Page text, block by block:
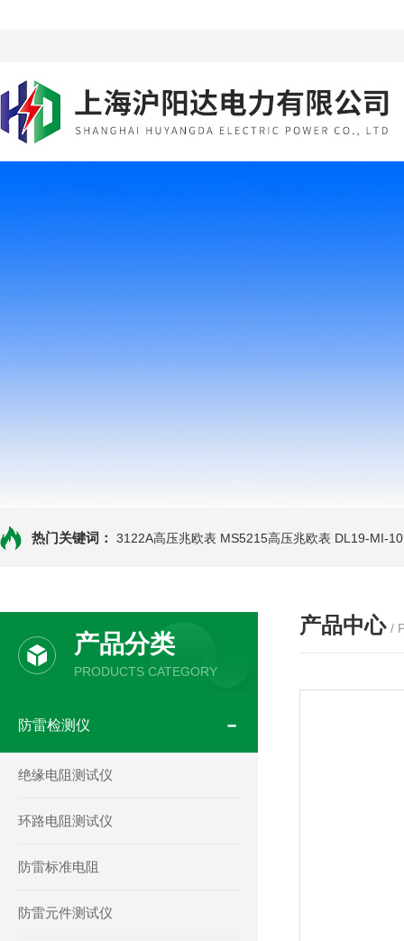
热门关键词： 3122A高压兆欧表 MS5215高压兆欧表 DL19-MI-
产品分类
PRODUCTS CATEGORY
防雷检测仪
绝缘电阻测试仪
环路电阻测试仪
防雷标准电阻
防雷元件测试仪
产品中心 /